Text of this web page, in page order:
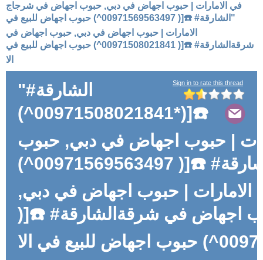
في الامارات | حبوب اجهاض في دبي, حبوب اجهاض في شرجاج
"الشارقة# ☎️[( 00971569563497^) حبوب اجهاض للبيع في
الامارات | حبوب اجهاض في دبي, حبوب اجهاض في
شرقةالشارقة# ☎️[( 00971508021841^) حبوب اجهاض للبيع في
الا
Sign in to rate this thread
"الشارقة#
☎️[(*00971508021841^)
| حبوب اجهاض في دبي, حبوب
اجهاض في شرجاج "الشارقة# ☎️[( 00971569563497^)
الامارات | حبوب اجهاض في دبي,
اجهاض في شرقةالشارقة# ☎️[(
في الا